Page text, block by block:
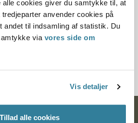
alle cookies giver du samtykke til, at
anvender cookies på
andet til indsamling af statistik. Du
via vores side om
Vis detaljer
Tillad alle cookies